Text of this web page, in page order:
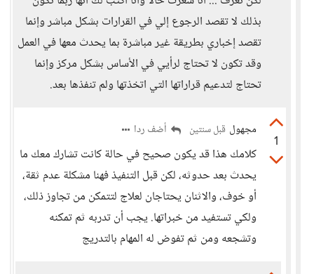
بذلك لا تقصد الرجوع إلي في القرارات بشكل مباشر وإنما
تقصد إخباري بطريقة غير مباشرة بما يحدث معها في العمل
وقد تكون لا تحتاج لرأيي في الأساس بشكل مركز وإنما
تحتاج لتدعيم قراراتها التي اتخذتها ولم تنفذها بعد.
1
مجهول قبل سنتين أضف ردا
كلامك هذا قد يكون صحيح في حالة كانت تشارك معك ما
يحدث بعد حدوثه، لكن قبل التنفيذ فهنا مشكلة عدم ثقة،
أو خوف، والاثنان يحتاجان لعلاج لتتمكن من تجاوز ذلك،
ولكي تستفيد من خبراتها. يجب أن تدربه ثم تمكنه
وتشجعه ومن ثم تفوض له المهام بالتدريج